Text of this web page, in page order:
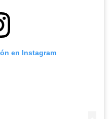
en Instagram